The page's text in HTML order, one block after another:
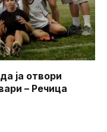
ја отвори
– Речица